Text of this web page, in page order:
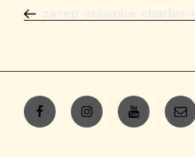
l’article
précédent
FacebookInstagramYoutubeE-
mail